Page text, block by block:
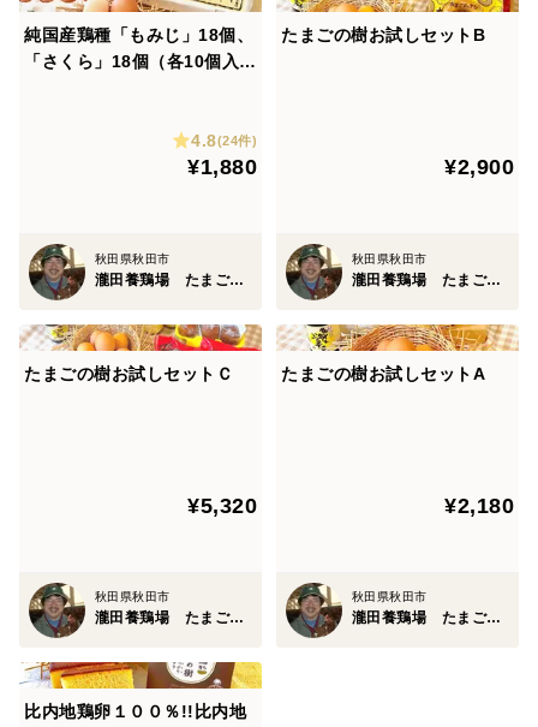
純国産鶏種「もみじ」18個、
「さくら」18個（各10個入れ
4.8(24件)
¥1,880
秋田県秋田市
瀧田養鶏場 たまごの樹
たまごの樹お試しセットB
¥2,900
秋田県秋田市
瀧田養鶏場 たまごの樹
たまごの樹お試しセットＣ
¥5,320
秋田県秋田市
瀧田養鶏場 たまごの樹
たまごの樹お試しセットA
¥2,180
秋田県秋田市
瀧田養鶏場 たまごの樹
比内地鶏卵１００％!!比内地